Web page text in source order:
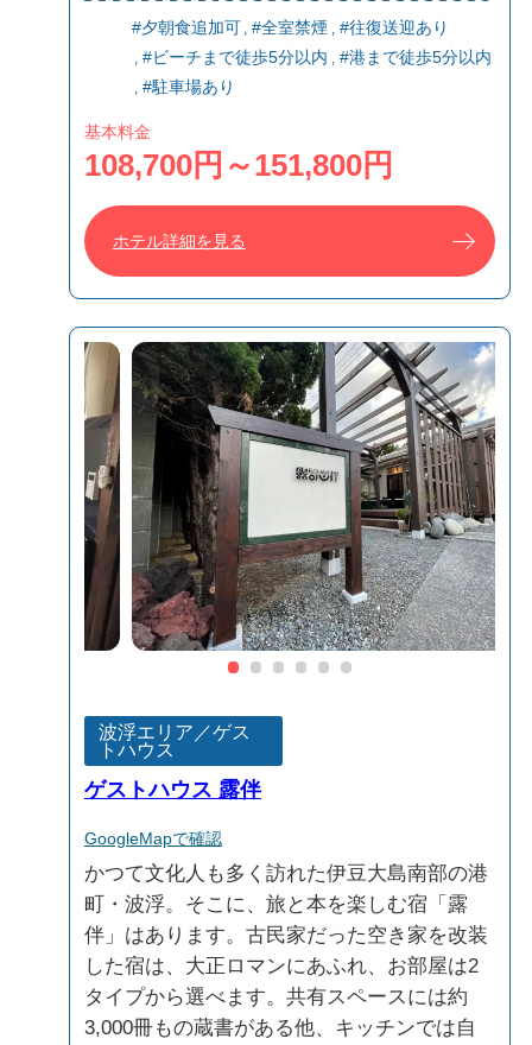
#夕朝食追加可 #全室禁煙
#往復送迎あり
#ビーチまで徒歩5分以内
#港まで徒歩5分以内
#駐車場あり
基本料金
108,700円～151,800円
ホテル詳細を見る
波浮エリア／ゲス
トハウス
ゲストハウス 露伴
GoogleMapで確認
かつて文化人も多く訪れた伊豆大島南部の港
町・波浮。そこに、旅と本を楽しむ宿「露
伴」はあります。古民家だった空き家を改装
した宿は、大正ロマンにあふれ、お部屋は2
タイプから選べます。共有スペースには約
3,000冊もの蔵書がある他、キッチンでは自